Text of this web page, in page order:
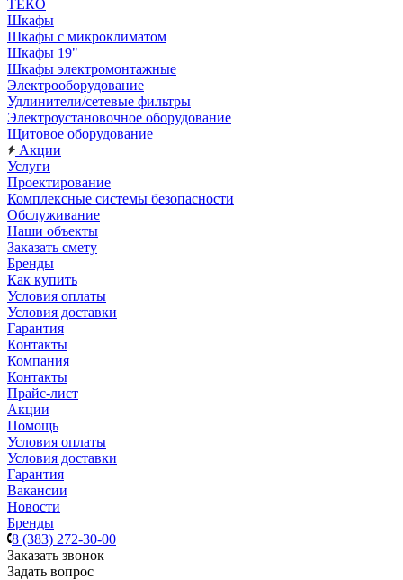
ТЕКО
Шкафы
Шкафы с микроклиматом
Шкафы 19"
Шкафы электромонтажные
Электрооборудование
Удлинители/сетевые фильтры
Электроустановочное оборудование
Щитовое оборудование
Акции
Услуги
Проектирование
Комплексные системы безопасности
Обслуживание
Наши объекты
Заказать смету
Бренды
Как купить
Условия оплаты
Условия доставки
Гарантия
Контакты
Компания
Контакты
Прайс-лист
Акции
Помощь
Условия оплаты
Условия доставки
Гарантия
Вакансии
Новости
Бренды
8 (383) 272-30-00
Заказать звонок
Задать вопрос